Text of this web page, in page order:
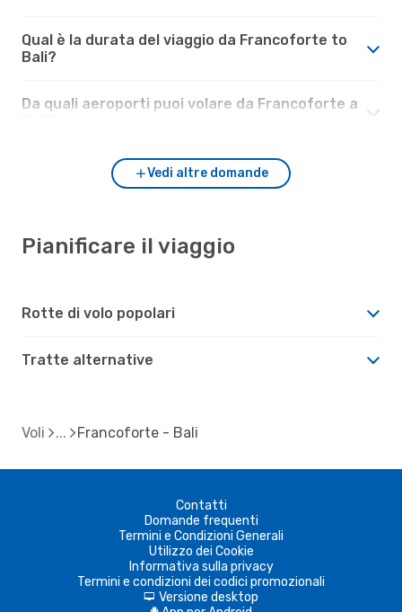
Qual è la durata del viaggio da Francoforte to
Bali?
Da quali aeroporti puoi volare da Francoforte a
Vedi altre domande
Pianificare il viaggio
Rotte di volo popolari
Tratte alternative
Voli Francoforte - Bali
Contatti
Domande frequenti
Termini e Condizioni Generali
Utilizzo dei Cookie
Informativa sulla privacy
Termini e condizioni dei codici promozionali
d Versione desktop